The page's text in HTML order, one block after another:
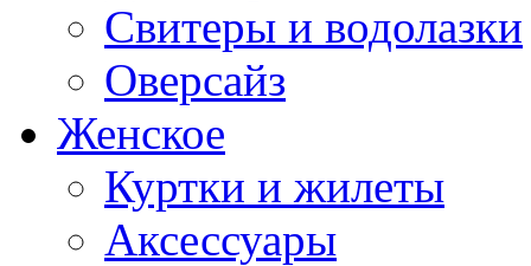
Свитеры и водолазки
Оверсайз
Женское
Куртки и жилеты
Аксессуары